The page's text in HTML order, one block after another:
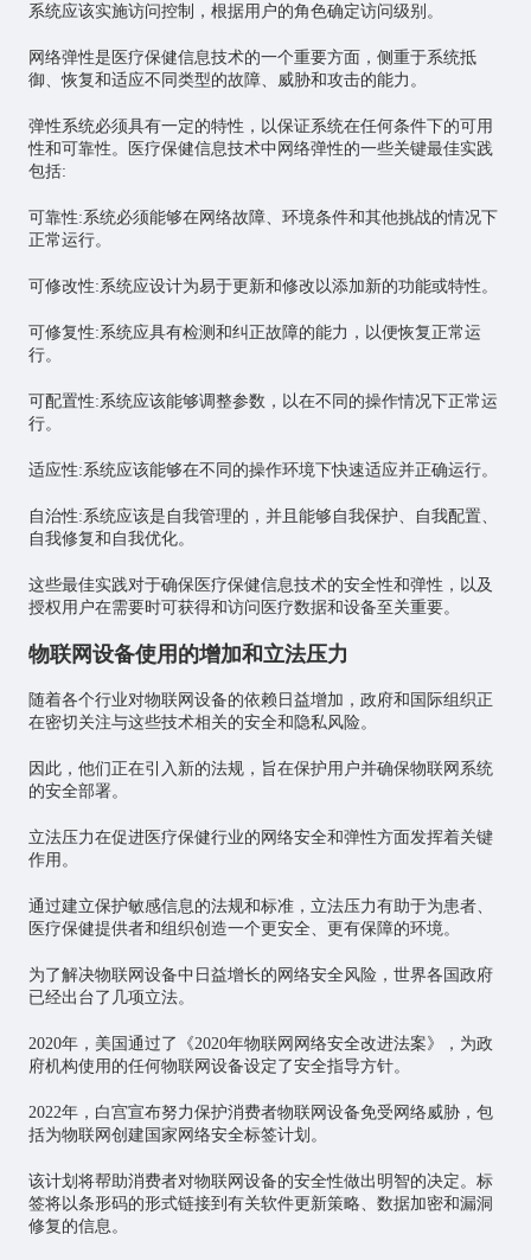
系统应该实施访问控制，根据用户的角色确定访问级别。
网络弹性是医疗保健信息技术的一个重要方面，侧重于系统抵
御、恢复和适应不同类型的故障、威胁和攻击的能力。
弹性系统必须具有一定的特性，以保证系统在任何条件下的可用
性和可靠性。医疗保健信息技术中网络弹性的一些关键最佳实践
包括:
可靠性:系统必须能够在网络故障、环境条件和其他挑战的情况下
正常运行。
可修改性:系统应设计为易于更新和修改以添加新的功能或特性。
可修复性:系统应具有检测和纠正故障的能力，以便恢复正常运
行。
可配置性:系统应该能够调整参数，以在不同的操作情况下正常运
行。
适应性:系统应该能够在不同的操作环境下快速适应并正确运行。
自治性:系统应该是自我管理的，并且能够自我保护、自我配置、
自我修复和自我优化。
这些最佳实践对于确保医疗保健信息技术的安全性和弹性，以及
授权用户在需要时可获得和访问医疗数据和设备至关重要。
物联网设备使用的增加和立法压力
随着各个行业对物联网设备的依赖日益增加，政府和国际组织正
在密切关注与这些技术相关的安全和隐私风险。
因此，他们正在引入新的法规，旨在保护用户并确保物联网系统
的安全部署。
立法压力在促进医疗保健行业的网络安全和弹性方面发挥着关键
作用。
通过建立保护敏感信息的法规和标准，立法压力有助于为患者、
医疗保健提供者和组织创造一个更安全、更有保障的环境。
为了解决物联网设备中日益增长的网络安全风险，世界各国政府
已经出台了几项立法。
2020年，美国通过了《2020年物联网网络安全改进法案》，为政
府机构使用的任何物联网设备设定了安全指导方针。
2022年，白宫宣布努力保护消费者物联网设备免受网络威胁，包
括为物联网创建国家网络安全标签计划。
该计划将帮助消费者对物联网设备的安全性做出明智的决定。标
签将以条形码的形式链接到有关软件更新策略、数据加密和漏洞
修复的信息。